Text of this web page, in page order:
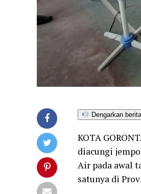
Dengarkan
KOTA
diacungi
Air pada awal
satunya di